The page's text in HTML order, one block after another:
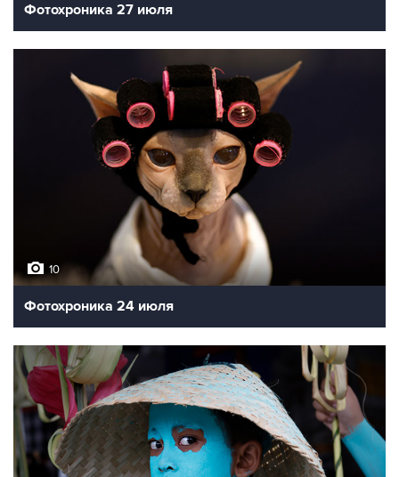
Фотохроника 27 июля
10
Фотохроника 24 июля